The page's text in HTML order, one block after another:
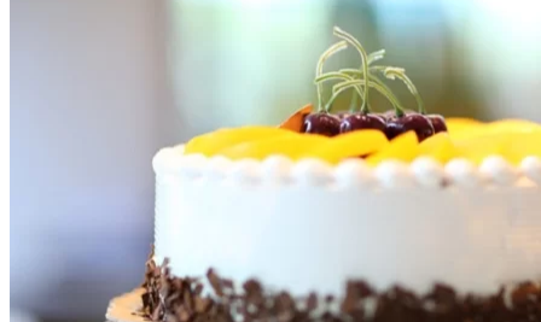
Cách Làm Bánh Việt
Cách Làm Bánh Âu
Cách Làm Bánh Kem
Cách Làm Bánh Trung Thu
Cách Làm Bánh Flan
Cách Làm Bánh Bao
Cách Làm Bánh Bông Lan
Cách Làm Bánh Su Kem
Cách làm bánh CupCake